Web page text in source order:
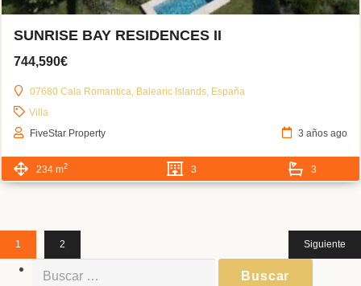
SUNRISE BAY RESIDENCES II
744,590€
07680 Cala Romantica, Balearic Islands, España
Villa
FiveStar Property
3 años ago
234 m2 3 3
1 2 Siguiente
Buscar: